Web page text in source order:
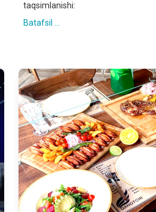
taqsimlanishi:
Batafsil ...